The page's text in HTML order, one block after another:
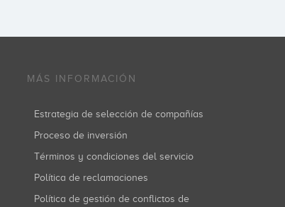
MÁS INFORMACIÓN
Estrategia de selección de compañías
Proceso de inversión
Términos y condiciones del servicio
Política de reclamaciones
Política de gestión de conflictos de